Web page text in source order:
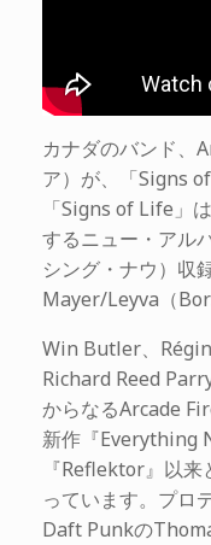
カナダのバンド、
ア）が、「Signs
「Signs of Life」
するニュー・アル
シング・ナウ）収
Mayer/Leyva（
Win Butler、
Richard Reed
からなるArcade
新作『Everything
『Reflektor』以
っています。プロ
Daft Punkの